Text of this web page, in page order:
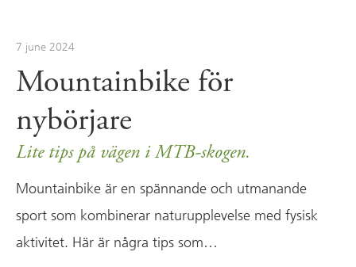
7 june 2024
Mountainbike för
nybörjare
Lite tips på vägen i MTB-skogen.
Mountainbike är en spännande och utmanande
sport som kombinerar naturupplevelse med fysisk
aktivitet. Här är några tips som…